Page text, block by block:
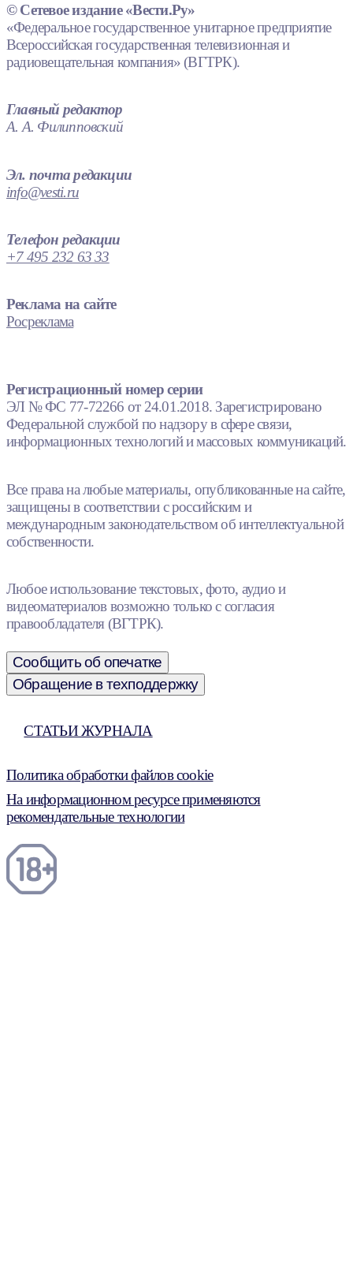
© Сетевое издание «Вести.Ру»
«Федеральное государственное унитарное предприятие
Всероссийская государственная телевизионная и
радиовещательная компания» (ВГТРК).
Главный редактор
А. А. Филипповский
Эл. почта редакции
info@vesti.ru
Телефон редакции
+7 495 232 63 33
Реклама на сайте
Росреклама
Регистрационный номер серии
ЭЛ № ФС 77-72266 от 24.01.2018. Зарегистрировано
Федеральной службой по надзору в сфере связи,
информационных технологий и массовых коммуникаций.
Все права на любые материалы, опубликованные на сайте,
защищены в соответствии с российским и
международным законодательством об интеллектуальной
собственности.
Любое использование текстовых, фото, аудио и
видеоматериалов возможно только с согласия
правообладателя (ВГТРК).
Сообщить об опечатке
Обращение в техподдержку
СТАТЬИ ЖУРНАЛА
Политика обработки файлов cookie
На информационном ресурсе применяются
рекомендательные технологии